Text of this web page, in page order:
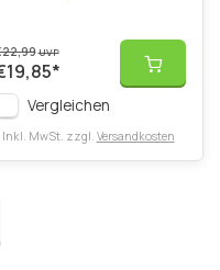
UVP
*
Vergleichen
Inkl. MwSt. zzgl. Versandkosten